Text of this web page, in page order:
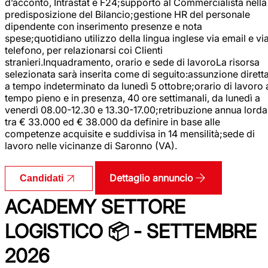
predisposizione del Bilancio;gestione HR del personale
dipendente con inserimento presenze e nota
spese;quotidiano utilizzo della lingua inglese via email e
telefono, per relazionarsi coi Clienti
stranieri.Inquadramento, orario e sede di lavoroLa risorsa
selezionata sarà inserita come di seguito:assunzione
a tempo indeterminato da lunedì 5 ottobre;orario di lavoro
tempo pieno e in presenza, 40 ore settimanali, da lunedì a
venerdì 08.00-12.30 e 13.30-17.00;retribuzione annua lorda
tra € 33.000 ed € 38.000 da definire in base alle
competenze acquisite e suddivisa in 14 mensilità;sede di
lavoro nelle vicinanze di Saronno (VA).
Candidati Dettaglio annuncio
ACADEMY SETTORE
LOGISTICO 📦 - SETTEMBRE
2026